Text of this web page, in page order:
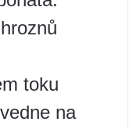
toku
na